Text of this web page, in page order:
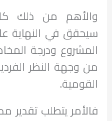
والأهم من ذلك
سيحقق في النهاية
المشروع ودرجة
من وجهة النظر
القومية.
فالأمر يتطلب